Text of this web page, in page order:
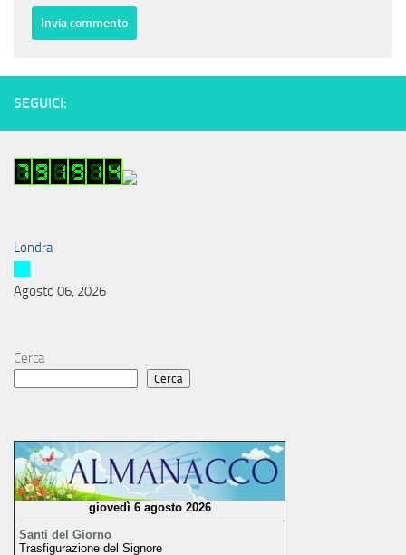
SEGUICI:
Londra
Agosto 06, 2026
Cerca
Cerca